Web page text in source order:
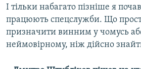
І тільки набагато пізніше я
працюють спецслужби. Що
призначити винним у чомусь
неймовірному, ніж дійсно